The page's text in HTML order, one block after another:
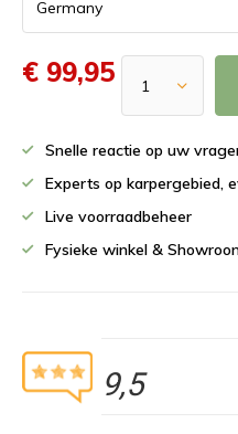
€ 99,95
Snelle reactie op uw
Experts op karpergebied,
Live voorraadbeheer
Fysieke winkel &
9,5